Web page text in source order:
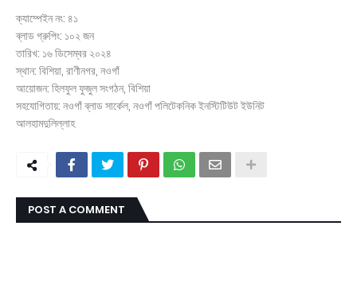
ক্যাম্পেইন নং: ৪১
ব্লাড গ্রুপিং: ১০২ জন
তারিখ: ১৬ ডিসেম্বর ২০২৪
স্থান: বিশিয়া, রাণীনগর, নওগাঁ
আয়োজন: হিলফুল ফুজুল সংগঠন, বিশিয়া
সহযোগিতায়: নওগাঁ ব্লাড সার্কেল, নওগাঁ পলিটেকনিক ইনস্টিটিউট ইউনিট
আলহামদুলিল্লাহ
POST A COMMENT